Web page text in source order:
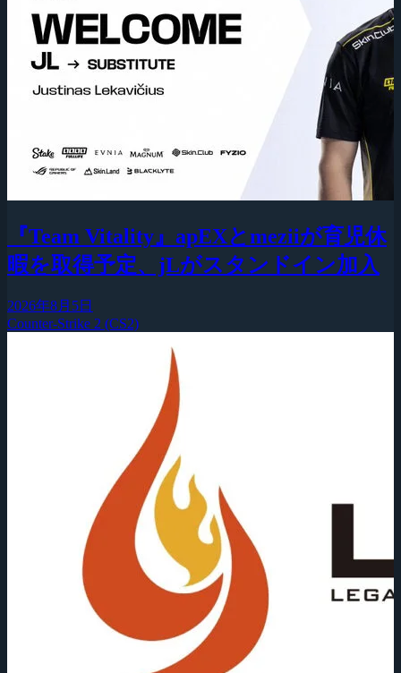
『Team Vitality』apEXとmeziiが育児休
暇を取得予定、jLがスタンドイン加入
2026年8月5日
Counter-Strike 2 (CS2)